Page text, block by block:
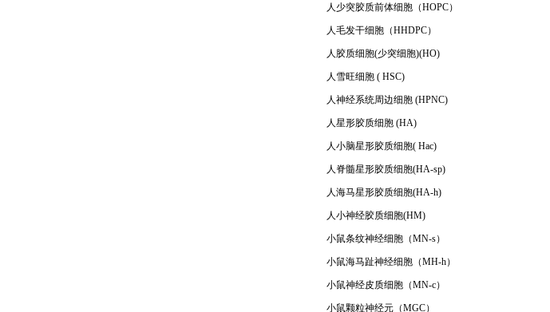
人少突胶质前体细胞（HOPC）
人毛发干细胞（HHDPC）
人胶质细胞(少突细胞)(HO)
人雪旺细胞 ( HSC)
人神经系统周边细胞 (HPNC)
人星形胶质细胞 (HA)
人小脑星形胶质细胞( Hac)
人脊髓星形胶质细胞(HA-sp)
人海马星形胶质细胞(HA-h)
人小神经胶质细胞(HM)
小鼠条纹神经细胞（MN-s）
小鼠海马趾神经细胞（MH-h）
小鼠神经皮质细胞（MN-c）
小鼠颗粒神经元（MGC）